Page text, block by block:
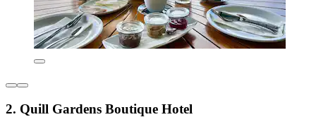
2. Quill Gardens Boutique Hotel